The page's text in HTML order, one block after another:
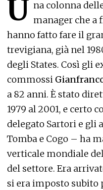
U na colonna
manager che a
hanno fatto fare il
trevigiana, già nel
degli States. Così gli
commossi
a 82 anni. È stato
1979 al 2001, e certo
delegato Sartori e gli
Tomba e Cogo – ha
verticale mondiale
del settore. Era
si era imposto subito